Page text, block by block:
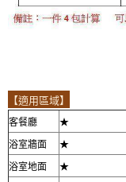
【適用區域】
客餐廳 ★
浴室牆面
★
浴室地面
★